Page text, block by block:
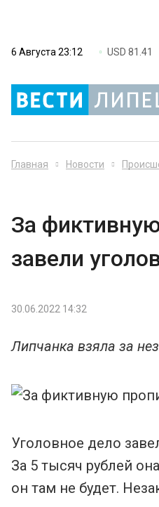
6 Августа 23:12 USD 81.41
Главная Новости
За
завели
30.06.2022 14:32
Липчанка взяла за
Уголовное дело
За 5 тысяч рублей
он там не будет.